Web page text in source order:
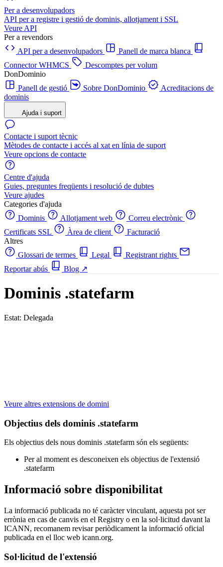
Per a desenvolupadors
API per a registre i gestió de dominis, allotjament i SSL
Veure API
Per a revendors
API per a desenvolupadors
Panell de marca blanca
Connector WHMCS
Descomptes per volum
DonDominio
Panell de gestió
Sobre DonDominio
Acreditacions de
dominis
Ajuda i suport
Contacte i suport tècnic
Mètodes de contacte i accés al xat en línia de suport
Veure opcions de contacte
Centre d'ajuda
Guies, preguntes freqüents i resolució de dubtes
Veure ajudes
Categories d'ajuda
Dominis
Allotjament web
Correu electrònic
Certificats SSL
Àrea de client
Facturació
Altres
Glossari de termes
Legal
Registrant rights
Reportar abús
Blog ↗
Dominis .statefarm
Estat: Delegada
Veure altres extensions de domini
Objectius dels dominis .statefarm
Els objectius dels nous dominis .statefarm són els següents:
Per al moment es desconeixen els objectius de l'extensió
.statefarm
Informació sobre disponibilitat
La informació publicada no té caràcter vinculant, aquesta pot ser
errònia en cas de canvis en el Registry o en la sol·licitud davant la
ICANN, recomanem revisar periòdicament la informació oficial
publicada en el lloc web icann.org.
Sol·licitud de l'extensió